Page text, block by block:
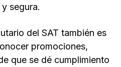
segura.
del SAT también es
promociones,
que se dé cumplimiento